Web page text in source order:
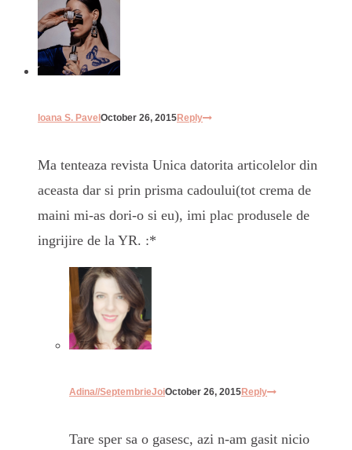
Ioana S. PavelOctober 26, 2015Reply
Ma tenteaza revista Unica datorita articolelor din
aceasta dar si prin prisma cadoului(tot crema de
maini mi-as dori-o si eu), imi plac produsele de
ingrijire de la YR. :*
Adina//SeptembrieJoiOctober 26, 2015Reply
Tare sper sa o gasesc, azi n-am gasit nicio